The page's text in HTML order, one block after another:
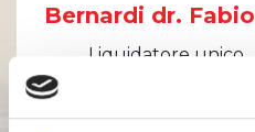
Bernardi dr. Fabio
Liquidatore unico